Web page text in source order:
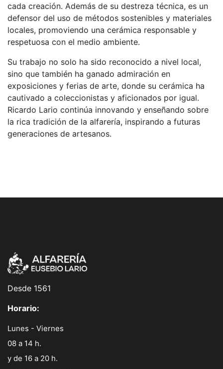
cada creación. Además de su destreza técnica, es un
defensor del uso de métodos sostenibles y materiales
locales, promoviendo una cerámica responsable y
respetuosa con el medio ambiente.
Su trabajo no solo ha sido reconocido a nivel local,
sino que también ha ganado admiración en
exposiciones y ferias de arte, donde su cerámica ha
cautivado a coleccionistas y aficionados por igual.
Ricardo Lario continúa innovando y enseñando sobre
la rica tradición de la alfarería, inspirando a futuras
generaciones de artesanos.
Desde 1561
Horario:
Lunes - Viernes
08 a 14 h.
y de 16 a 20 h.